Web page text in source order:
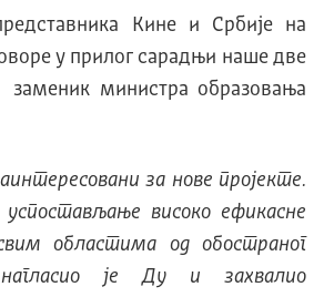
Кине и Србије на
у прилог сарадњи наше две
министра образовања
за нове пројекте.
високо ефикасне
областима од обостраног
је Ду и захвалио